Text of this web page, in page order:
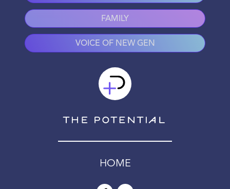
FAMILY
VOICE OF NEW GEN
HOME